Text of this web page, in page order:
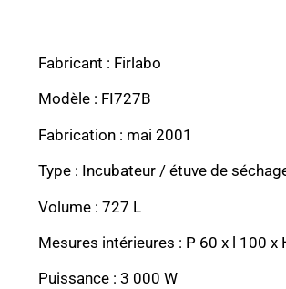
Fabricant : Firlabo
Modèle : FI727B
Fabrication : mai 2001
Type : Incubateur / étuve de
Volume : 727 L
Mesures intérieures : P 60 x l 100 x
Puissance : 3 000 W